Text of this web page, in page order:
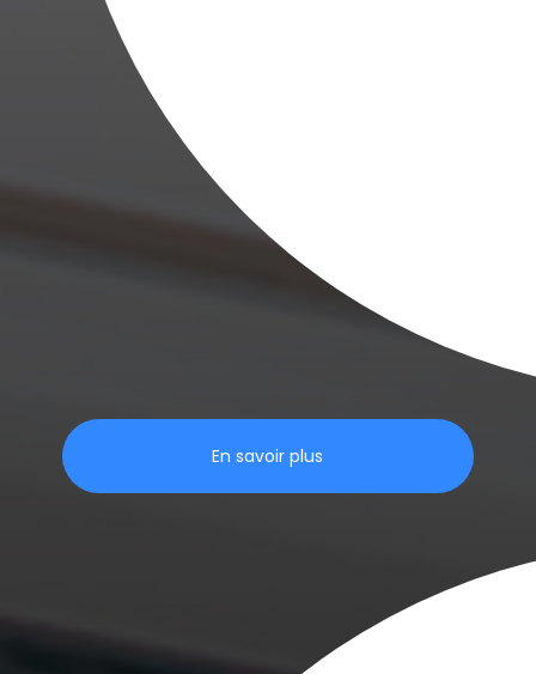
En savoir plus